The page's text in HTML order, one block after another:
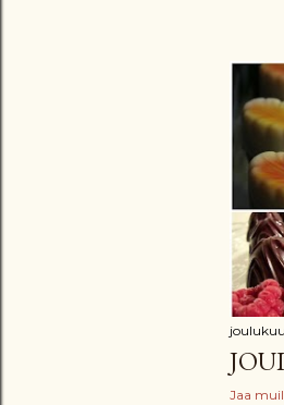
Jaa